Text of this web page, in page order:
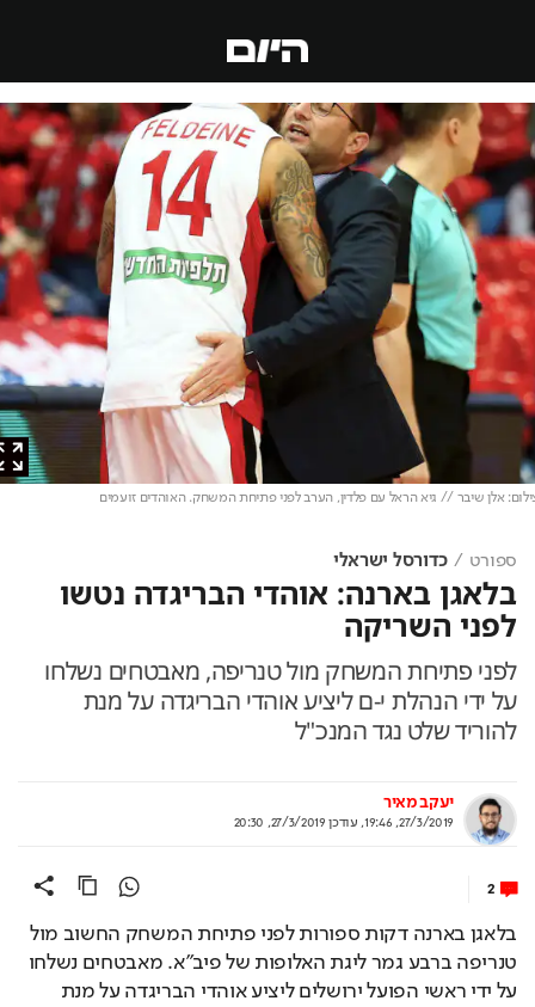
אלן שיבר // גיא הראל עם פלדין, הערב לפני פתיחת המשחק. האוהדים זועמים
ספורט כדורסל ישראלי
בלאגן בארנה: אוהדי הבריגדה נטשו
לפני השריקה
לפני פתיחת המשחק מול טנריפה, מאבטחים נשלחו
על ידי הנהלת י-ם ליציע אוהדי הבריגדה על מנת
להוריד שלט נגד המנכ"ל
יעקב מאיר
27/3/2019, 19:46
,עודכן27/3/2019, 20:30
2
בלאגן בארנה דקות ספורות לפני פתיחת המשחק החשוב מול
טנריפה ברבע גמר ליגת האלופות של פיב"א. מאבטחים נשלחו
על ידי ראשי הפועל ירושלים ליציע אוהדי הבריגדה על מנת